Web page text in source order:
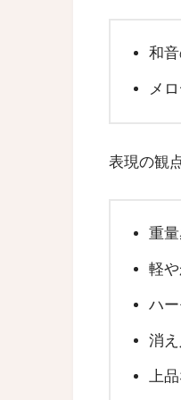
和
メ
表現の観
重
軽
ハ
消
上